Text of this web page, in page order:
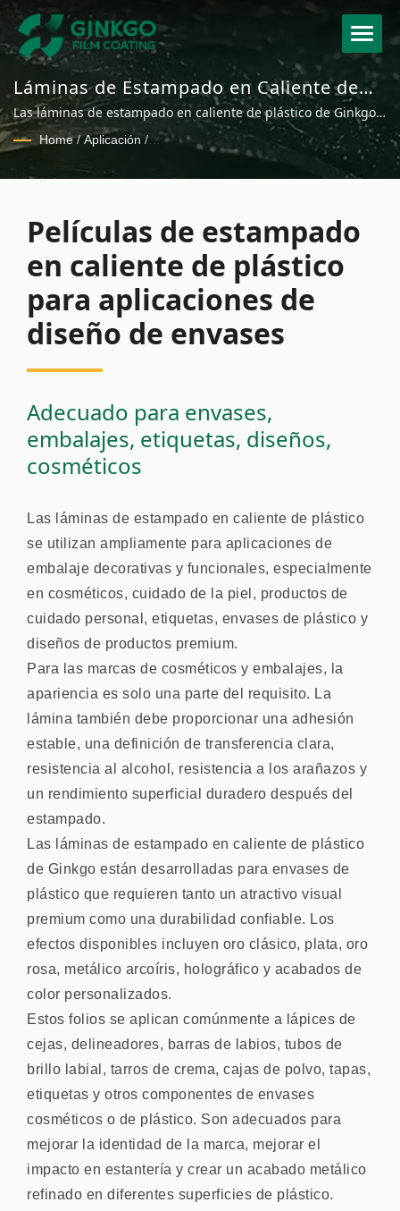
Láminas de Estampado en Caliente de
Plástico Premium para Envases de
Cosméticos y Cuidado de la Piel
Las láminas de estampado en caliente de plástico de Ginkgo
ofrecen una metalización llamativa con una superior
resistencia al alcohol y a los arañazos para envases de
cosméticos de lujo, etiquetas y aplicaciones de diseño de
embalajes en mercados globales.
Home / Aplicación /
Películas de estampado en caliente de plástico para
aplicaciones de diseño de envases
Películas de estampado
en caliente de plástico
para aplicaciones de
diseño de envases
Adecuado para envases,
embalajes, etiquetas, diseños,
cosméticos
Las láminas de estampado en caliente de plástico
se utilizan ampliamente para aplicaciones de
embalaje decorativas y funcionales, especialmente
en cosméticos, cuidado de la piel, productos de
cuidado personal, etiquetas, envases de plástico y
diseños de productos premium.
Para las marcas de cosméticos y embalajes, la
apariencia es solo una parte del requisito. La
lámina también debe proporcionar una adhesión
estable, una definición de transferencia clara,
resistencia al alcohol, resistencia a los arañazos y
un rendimiento superficial duradero después del
estampado.
Las láminas de estampado en caliente de plástico
de Ginkgo están desarrolladas para envases de
plástico que requieren tanto un atractivo visual
premium como una durabilidad confiable. Los
efectos disponibles incluyen oro clásico, plata, oro
rosa, metálico arcoíris, holográfico y acabados de
color personalizados.
Estos folios se aplican comúnmente a lápices de
cejas, delineadores, barras de labios, tubos de
brillo labial, tarros de crema, cajas de polvo, tapas,
etiquetas y otros componentes de envases
cosméticos o de plástico. Son adecuados para
mejorar la identidad de la marca, mejorar el
impacto en estantería y crear un acabado metálico
refinado en diferentes superficies de plástico.